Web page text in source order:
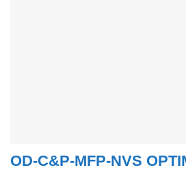
OD-C&P-MFP-NVS